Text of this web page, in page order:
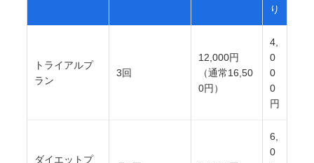
り
トライアルプ
ラン
3回
12,000円
（通常16,50
0円）
4,
0
0
0
円
ダイエットプ
6,
0